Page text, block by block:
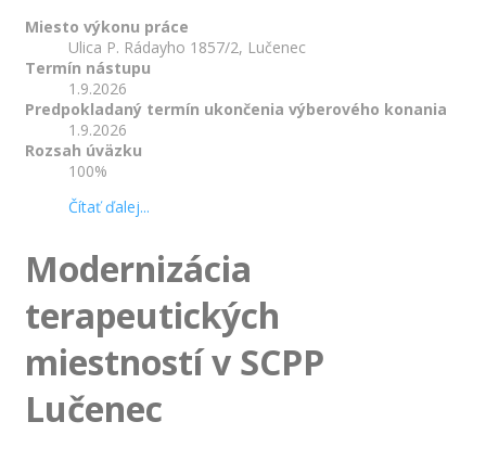
Miesto výkonu práce
Ulica P. Rádayho 1857/2, Lučenec
Termín nástupu
1.9.2026
Predpokladaný termín ukončenia výberového konania
1.9.2026
Rozsah úväzku
100%
Čítať ďalej...
Modernizácia
terapeutických
miestností v SCPP
Lučenec